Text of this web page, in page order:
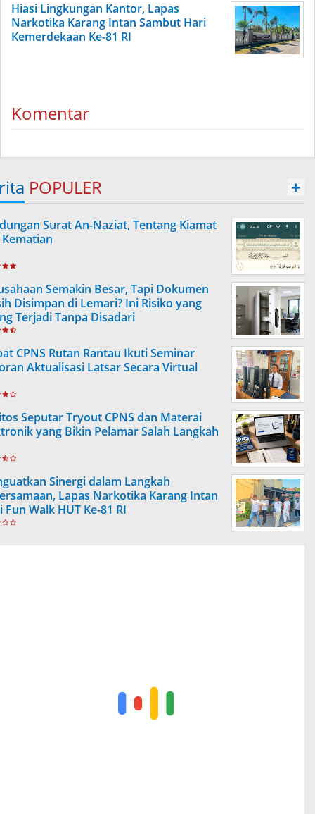
Hiasi Lingkungan Kantor, Lapas
Narkotika Karang Intan Sambut Hari
Kemerdekaan Ke-81 RI
Komentar
POPULER +
Surat An-Naziat, Tentang Kiamat
Semakin Besar, Tapi Dokumen
Disimpan di Lemari? Ini Risiko yang
Terjadi Tanpa Disadari
CPNS Rutan Rantau Ikuti Seminar
Aktualisasi Latsar Secara Virtual
Seputar Tryout CPNS dan Materai
yang Bikin Pelamar Salah Langkah
Sinergi dalam Langkah
Lapas Narkotika Karang Intan
Walk HUT Ke-81 RI